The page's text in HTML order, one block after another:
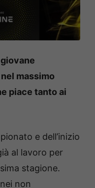
massimo
piace tanto ai
e dell’inizio
al lavoro per
stagione.
non